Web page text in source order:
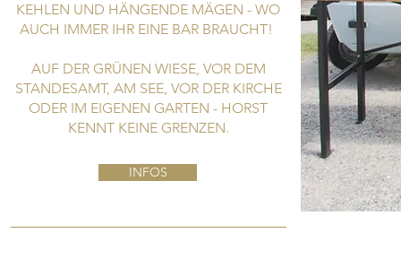
KEHLEN UND HÄNGENDE MÄGEN - WO
AUCH IMMER IHR EINE BAR BRAUCHT!
AUF DER GRÜNEN WIESE, VOR DEM
STANDESAMT, AM SEE, VOR DER KIRCHE
ODER IM EIGENEN GARTEN - HORST
KENNT KEINE GRENZEN.
INFOS